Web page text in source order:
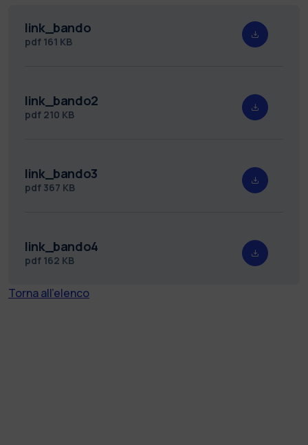
link_bando
pdf 161 KB
link_bando2
pdf 210 KB
link_bando3
pdf 367 KB
link_bando4
pdf 162 KB
Torna all'elenco